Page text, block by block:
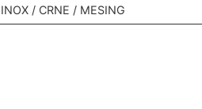
INOX / CRNE / MESING